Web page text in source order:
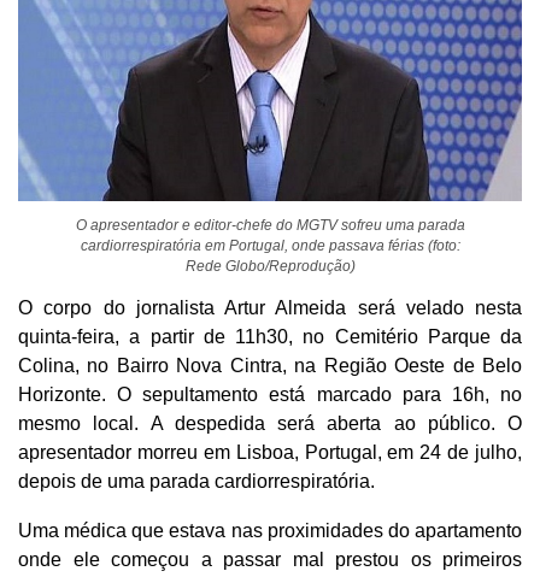
O apresentador e editor-chefe do MGTV sofreu uma parada
cardiorrespiratória em Portugal, onde passava férias (foto:
Rede Globo/Reprodução)
O corpo do jornalista Artur Almeida será velado nesta
quinta-feira, a partir de 11h30, no Cemitério Parque da
Colina, no Bairro Nova Cintra, na Região Oeste de Belo
Horizonte. O sepultamento está marcado para 16h, no
mesmo local. A despedida será aberta ao público. O
apresentador morreu em Lisboa, Portugal, em 24 de julho,
depois de uma parada cardiorrespiratória.
Uma médica que estava nas proximidades do apartamento
onde ele começou a passar mal prestou os primeiros